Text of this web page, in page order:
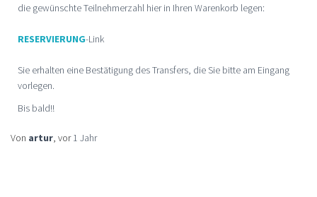
die gewünschte Teilnehmerzahl hier in Ihren Warenkorb legen:
RESERVIERUNG-Link
Sie erhalten eine Bestätigung des Transfers, die Sie bitte am Eingang
vorlegen.
Bis bald!!
Von artur, vor1 Jahr